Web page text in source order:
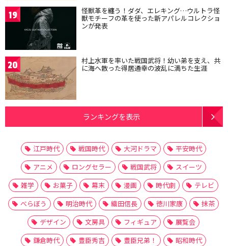
19 怪獣革を纏う！ダダ、エレキング…ウルトラ怪
獣モチーフの革を使った新アパレルコレクショ
ンが発表
20 村上水軍を率いた戦国武将！幼い弟を支え、共
に海へ散った得居通幸の波乱に満ちた生涯
ランキングを表示
江戸時代 戦国時代 大河ドラマ
平安時代
アニメ
ロングセラー 戦国武将
スイーツ
雑学
お菓子 幕末 漫画 時代劇
テレビ
べらぼう
明治時代 織田信長 徳川家康
抹茶
デザイン
文房具 フィギュア
展覧会
鎌倉時代
豊臣秀吉 豊臣兄弟！
昭和時代